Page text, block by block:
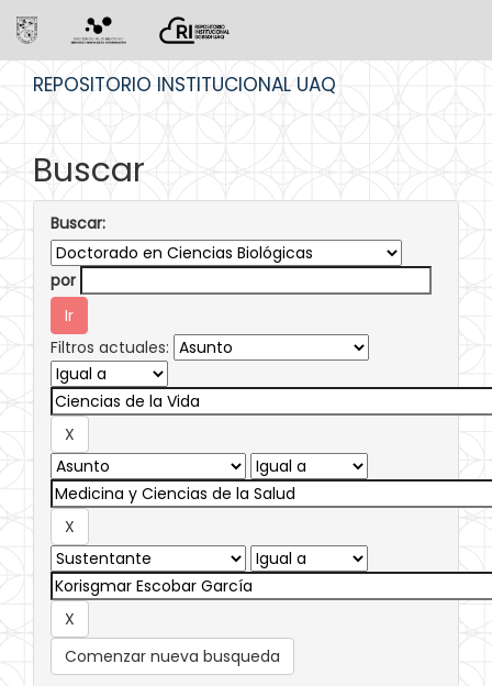
REPOSITORIO INSTITUCIONAL UAQ
Buscar
Buscar:
por
Filtros actuales:
Comenzar nueva busqueda